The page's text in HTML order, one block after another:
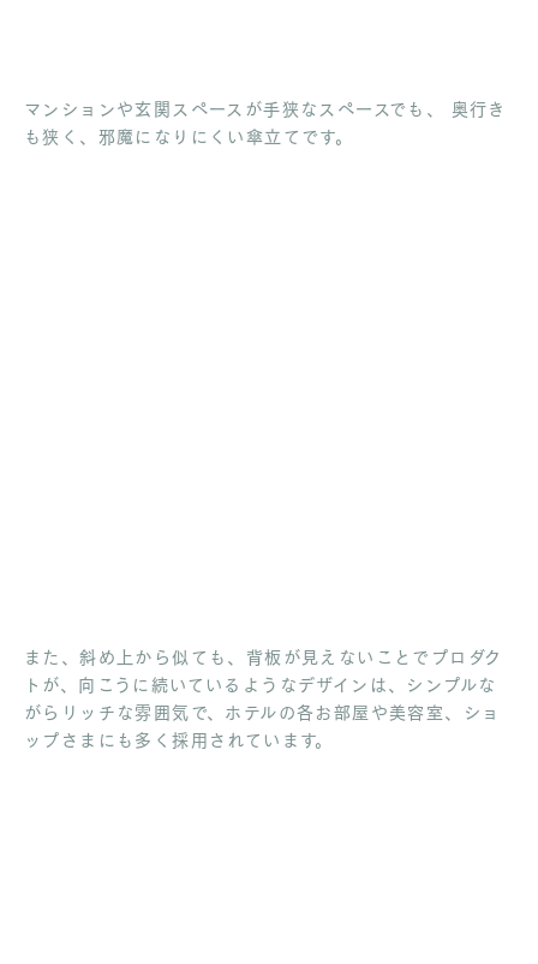
マンションや玄関スペースが手狭なスペースでも、 奥行き
も狭く、邪魔になりにくい傘立てです。
また、斜め上から似ても、背板が見えないことでプロダク
トが、向こうに続いているようなデザインは、シンプルな
がらリッチな雰囲気で、ホテルの各お部屋や美容室、ショ
ップさまにも多く採用されています。